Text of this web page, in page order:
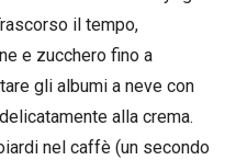
il tempo,
e zucchero fino a
gli albumi a neve con
alla crema.
nel caffè (un secondo